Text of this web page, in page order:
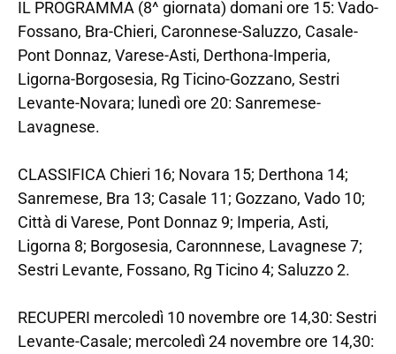
IL PROGRAMMA (8^ giornata) domani ore 15: Vado-
Fossano, Bra-Chieri, Caronnese-Saluzzo, Casale-
Pont Donnaz, Varese-Asti, Derthona-Imperia,
Ligorna-Borgosesia, Rg Ticino-Gozzano, Sestri
Levante-Novara; lunedì ore 20: Sanremese-
Lavagnese.
CLASSIFICA Chieri 16; Novara 15; Derthona 14;
Sanremese, Bra 13; Casale 11; Gozzano, Vado 10;
Città di Varese, Pont Donnaz 9; Imperia, Asti,
Ligorna 8; Borgosesia, Caronnnese, Lavagnese 7;
Sestri Levante, Fossano, Rg Ticino 4; Saluzzo 2.
RECUPERI mercoledì 10 novembre ore 14,30: Sestri
Levante-Casale; mercoledì 24 novembre ore 14,30: